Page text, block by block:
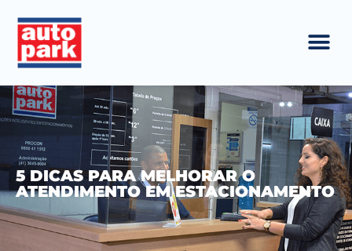
5 DICAS PARA MELHORAR O
ATENDIMENTO EM ESTACIONAMENTO